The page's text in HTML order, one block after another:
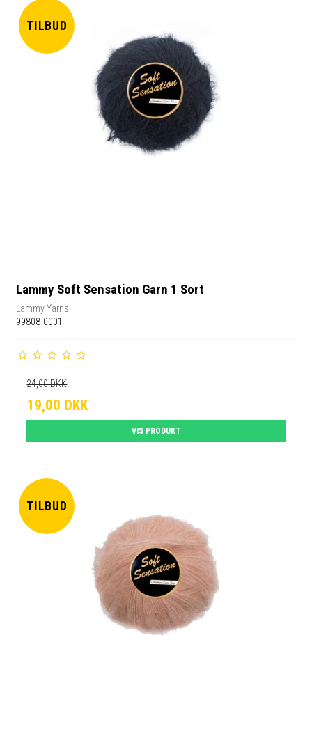
TILBUD
Lammy Soft Sensation Garn 1 Sort
Lammy Yarns
99808-0001
24,00 DKK
19,00 DKK
VIS PRODUKT
TILBUD